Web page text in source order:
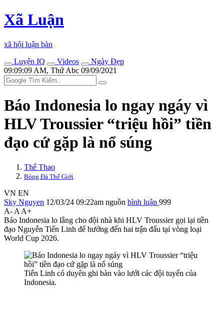
Xã Luận
xã hội luận bàn
Luyện IQ
Videos
Ngày Đẹp
09:09:09 AM, Thứ Abc 09/09/2021
Báo Indonesia lo ngay ngáy vì
HLV Troussier “triệu hồi” tiền
đạo cứ gặp là nổ súng
Thể Thao
Bóng Đá Thế Giới
VN EN
Sky Nguyen 12/03/24 09:22am nguồn bình luận 999
A- A A+
Báo Indonesia lo lắng cho đội nhà khi HLV Troussier gọi lại tiền
đạo Nguyễn Tiến Linh để hướng đến hai trận đấu tại vòng loại
World Cup 2026.
Tiến Linh có duyên ghi bàn vào lưới các đội tuyển của
Indonesia.